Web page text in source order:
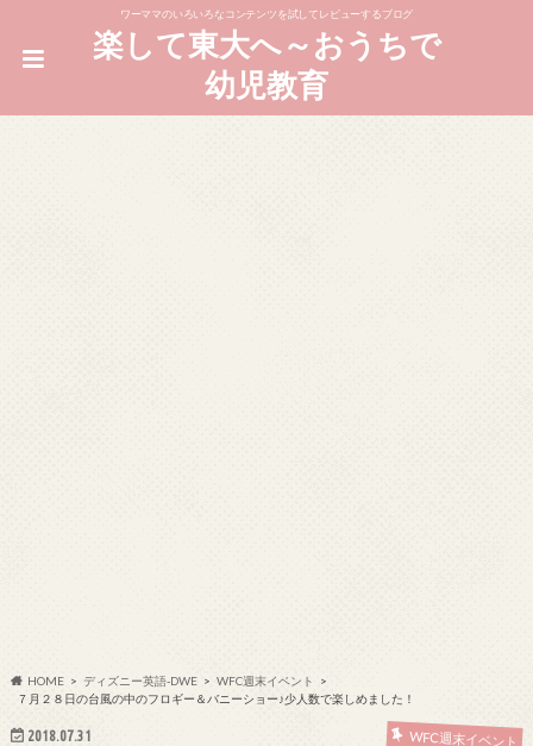
ワーママのいろいろなコンテンツを試してレビューするブログ
楽して東大へ～おうちで
幼児教育
HOME ディズニー英語-DWE
WFC週末イベント
７月２８日の台風の中のフロギー＆バニーショー♪少人数で楽しめました！
2018.07.31 WFC週末イベント